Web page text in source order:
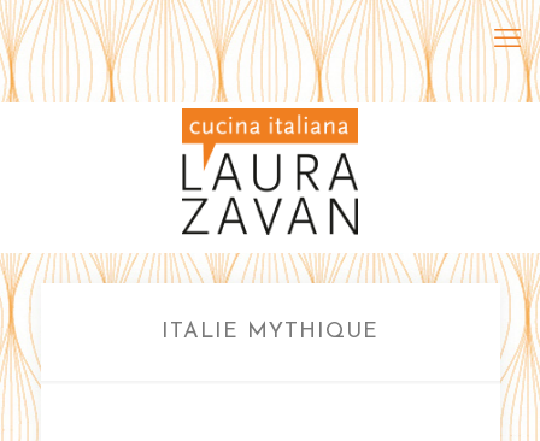
ITALIE MYTHIQUE